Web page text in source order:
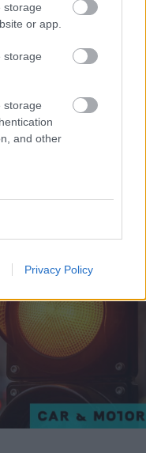
storage
or app.
storage
storage
and other
Privacy Policy